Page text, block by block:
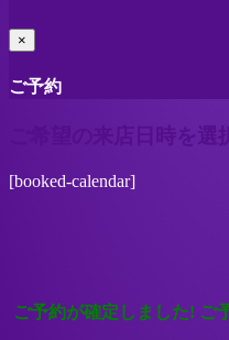
×
ご予約
ご希望の来店日時を選
[booked-calendar]
ご予約が確定しました! ご